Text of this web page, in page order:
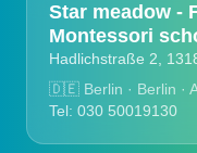
Star meadow -
Montessori
Hadlichstraße 2,
🇩🇪 Berlin · Berlin ·
Tel: 030 50019130